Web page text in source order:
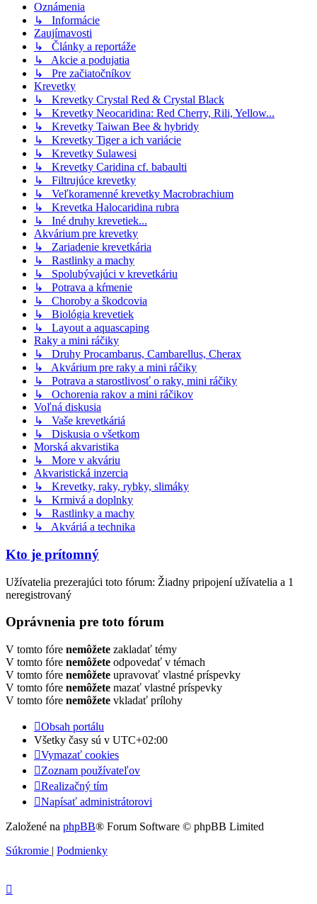
Oznámenia
↳ Informácie
Zaujímavosti
↳ Články a reportáže
↳ Akcie a podujatia
↳ Pre začiatočníkov
Krevetky
↳ Krevetky Crystal Red & Crystal Black
↳ Krevetky Neocaridina: Red Cherry, Rili, Yellow...
↳ Krevetky Taiwan Bee & hybridy
↳ Krevetky Tiger a ich variácie
↳ Krevetky Sulawesi
↳ Krevetky Caridina cf. babaulti
↳ Filtrujúce krevetky
↳ Veľkoramenné krevetky Macrobrachium
↳ Krevetka Halocaridina rubra
↳ Iné druhy krevetiek...
Akvárium pre krevetky
↳ Zariadenie krevetkária
↳ Rastlinky a machy
↳ Spolubývajúci v krevetkáriu
↳ Potrava a kŕmenie
↳ Choroby a škodcovia
↳ Biológia krevetiek
↳ Layout a aquascaping
Raky a mini ráčiky
↳ Druhy Procambarus, Cambarellus, Cherax
↳ Akvárium pre raky a mini ráčiky
↳ Potrava a starostlivosť o raky, mini ráčiky
↳ Ochorenia rakov a mini ráčikov
Voľná diskusia
↳ Vaše krevetkáriá
↳ Diskusia o všetkom
Morská akvaristika
↳ More v akváriu
Akvaristická inzercia
↳ Krevetky, raky, rybky, slimáky
↳ Krmivá a doplnky
↳ Rastlinky a machy
↳ Akváriá a technika
Kto je prítomný
Užívatelia prezerajúci toto fórum: Žiadny pripojení užívatelia a 1
neregistrovaný
Oprávnenia pre toto fórum
V tomto fóre nemôžete zakladať témy
V tomto fóre nemôžete odpovedať v témach
V tomto fóre nemôžete upravovať vlastné príspevky
V tomto fóre nemôžete mazať vlastné príspevky
V tomto fóre nemôžete vkladať prílohy
Obsah portálu
Všetky časy sú v UTC+02:00
Vymazať cookies
Zoznam používateľov
Realizačný tím
Napísať administrátorovi
Založené na phpBB® Forum Software © phpBB Limited
Súkromie | Podmienky